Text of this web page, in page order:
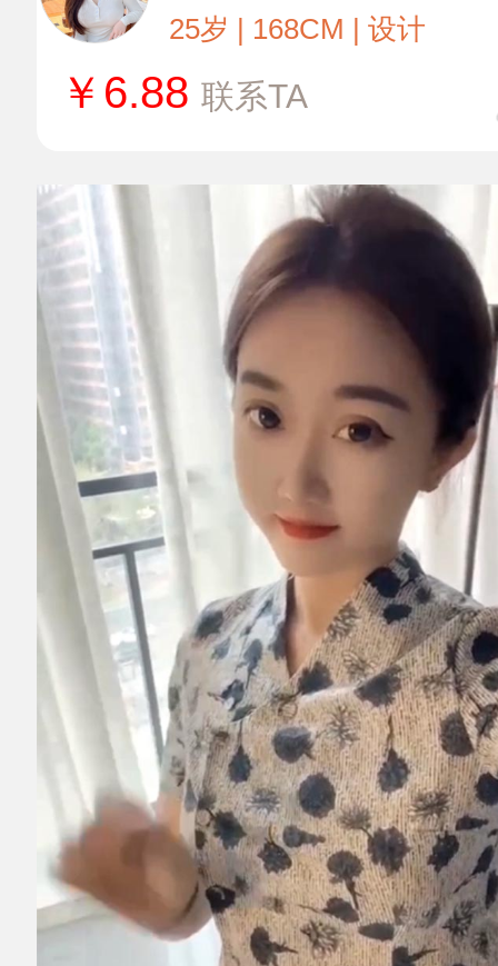
25岁 | 168CM | 设计
￥ 6.88 联系TA